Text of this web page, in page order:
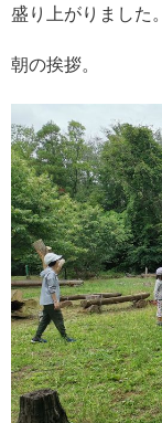
盛り上がりました。
朝の挨拶。